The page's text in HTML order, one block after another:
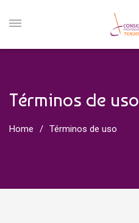
Términos de uso
Home Términos de uso